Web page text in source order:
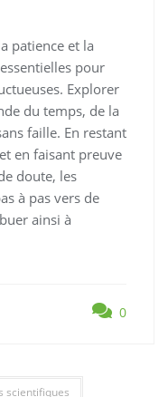
patience et la
pour
Explorer
du temps, de la
faille. En restant
en faisant preuve
doute, les
à pas vers de
ainsi à
0
scientifiques